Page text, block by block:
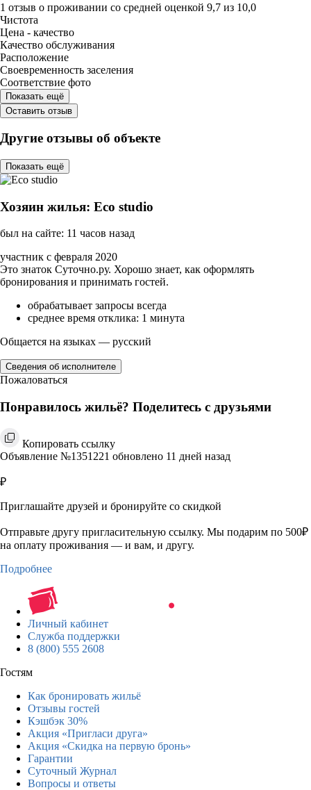
1 отзыв о проживании со средней оценкой 9,7 из 10,0
Чистота
Цена - качество
Качество обслуживания
Расположение
Своевременность заселения
Соответствие фото
Показать ещё
Оставить отзыв
Другие отзывы об объекте
Показать ещё
Хозяин жилья: Eco studio
был на сайте: 11 часов назад
участник с февраля 2020
Это знаток Суточно.ру. Хорошо знает, как оформлять
бронирования и принимать гостей.
обрабатывает запросы всегда
среднее время отклика: 1 минута
Общается на языках — русский
Сведения об исполнителе
Пожаловаться
Понравилось жильё? Поделитесь с друзьями
Копировать ссылку
Объявление №1351221 обновлено 11 дней назад
₽
Приглашайте друзей и бронируйте со скидкой
Отправьте другу пригласительную ссылку. Мы подарим по 500₽
на оплату проживания — и вам, и другу.
Подробнее
Личный кабинет
Служба поддержки
8 (800) 555 2608
Гостям
Как бронировать жильё
Отзывы гостей
Кэшбэк 30%
Акция «Пригласи друга»
Акция «Скидка на первую бронь»
Гарантии
Суточный Журнал
Вопросы и ответы